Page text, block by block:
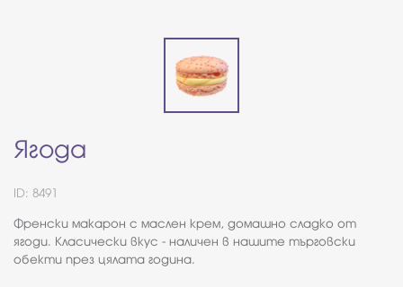
Ягода
ID: 8491
Френски макарон с маслен крем, домашно сладко от
ягоди. Класически вкус - наличен в нашите търговски
обекти през цялата година.